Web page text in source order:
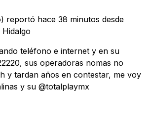
reportó hace 38 minutos desde
teléfono e internet y en su
sus operadoras nomas no
y tardan años en contestar, me voy
y su @totalplaymx